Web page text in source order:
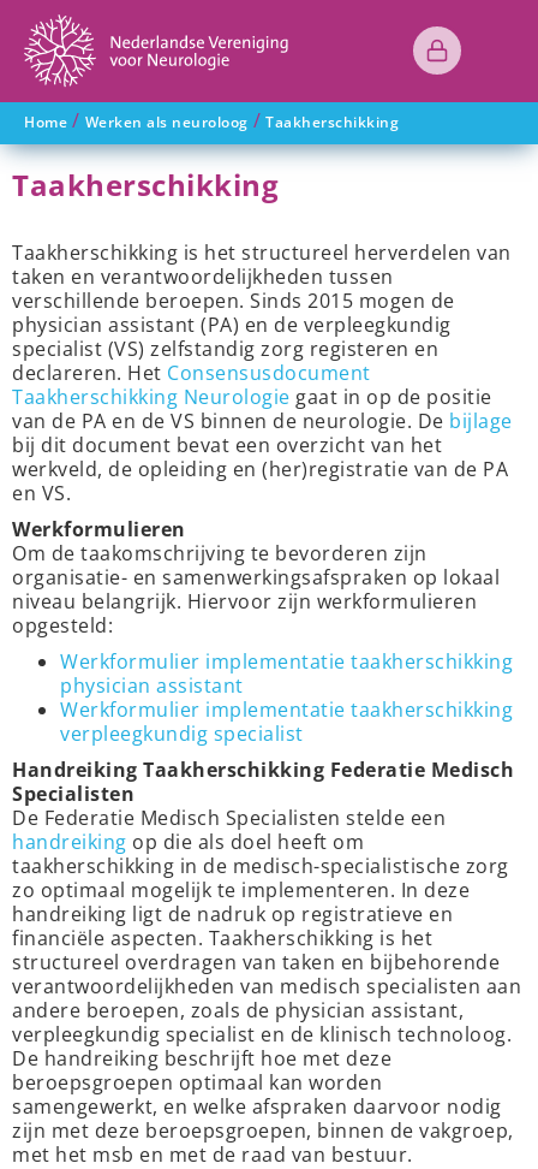
Home / Werken als neuroloog / Taakherschikking
Taakherschikking
Taakherschikking is het structureel herverdelen van
taken en verantwoordelijkheden tussen
verschillende beroepen. Sinds 2015 mogen de
physician assistant (PA) en de verpleegkundig
specialist (VS) zelfstandig zorg registeren en
declareren. Het Consensusdocument
Taakherschikking Neurologie gaat in op de positie
van de PA en de VS binnen de neurologie. De bijlage
bij dit document bevat een overzicht van het
werkveld, de opleiding en (her)registratie van de PA
en VS.
Werkformulieren
Om de taakomschrijving te bevorderen zijn
organisatie- en samenwerkingsafspraken op lokaal
niveau belangrijk. Hiervoor zijn werkformulieren
opgesteld:
Werkformulier implementatie taakherschikking
physician assistant
Werkformulier implementatie taakherschikking
verpleegkundig specialist
Handreiking Taakherschikking Federatie Medisch
Specialisten
De Federatie Medisch Specialisten stelde een
handreiking op die als doel heeft om
taakherschikking in de medisch-specialistische zorg
zo optimaal mogelijk te implementeren. In deze
handreiking ligt de nadruk op registratieve en
financiële aspecten. Taakherschikking is het
structureel overdragen van taken en bijbehorende
verantwoordelijkheden van medisch specialisten aan
andere beroepen, zoals de physician assistant,
verpleegkundig specialist en de klinisch technoloog.
De handreiking beschrijft hoe met deze
beroepsgroepen optimaal kan worden
samengewerkt, en welke afspraken daarvoor nodig
zijn met deze beroepsgroepen, binnen de vakgroep,
met het msb en met de raad van bestuur.